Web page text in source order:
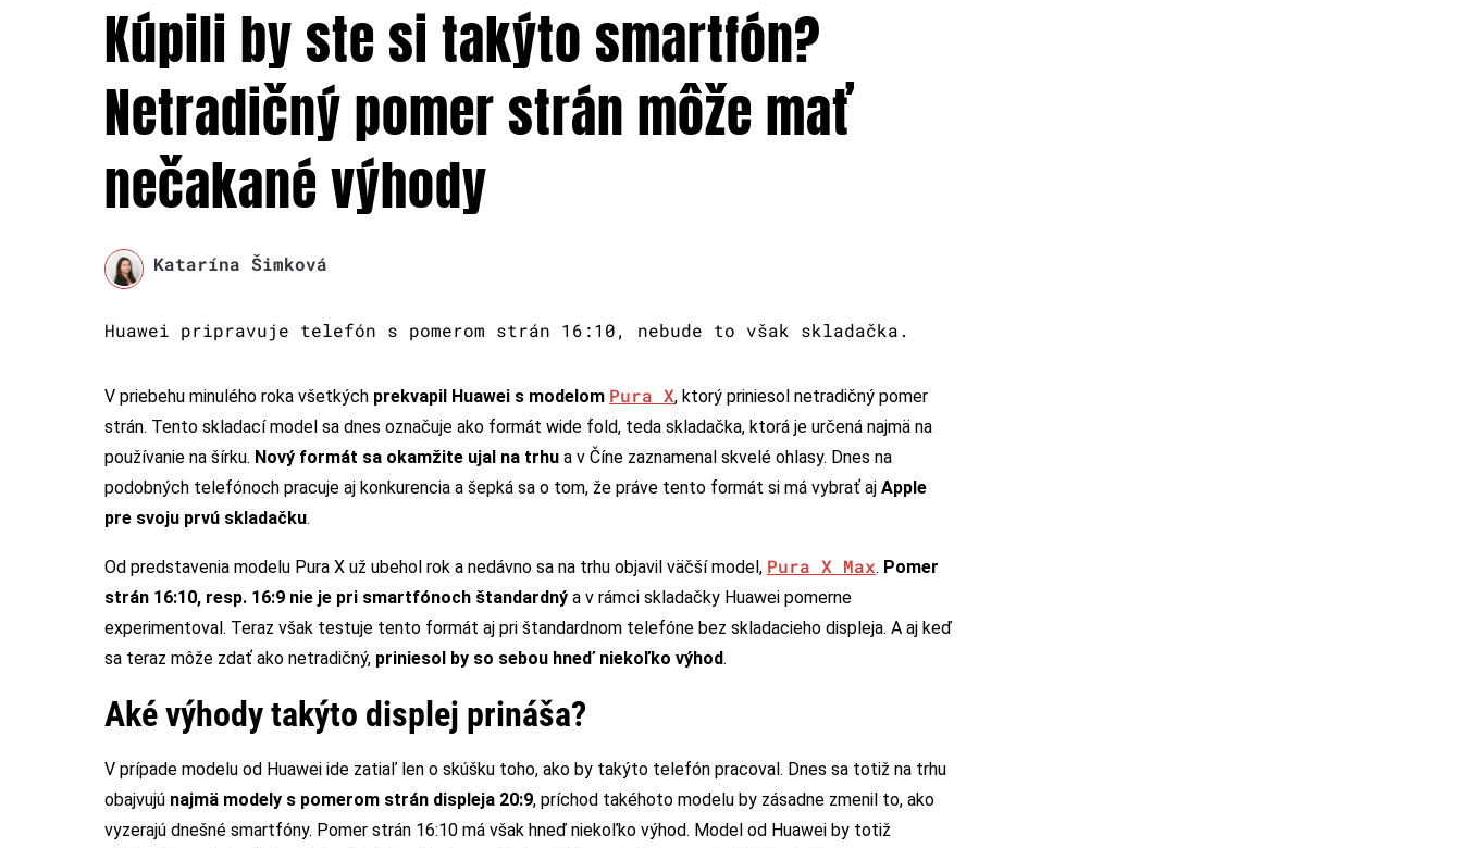
Kúpili by ste si takýto smartfón?
Netradičný pomer strán môže mať
nečakané výhody
Katarína Šimková
Huawei pripravuje telefón s pomerom strán 16:10, nebude to však skladačka.
V priebehu minulého roka všetkých prekvapil Huawei s modelom Pura X, ktorý priniesol netradičný pomer
strán. Tento skladací model sa dnes označuje ako formát wide fold, teda skladačka, ktorá je určená najmä na
používanie na šírku. Nový formát sa okamžite ujal na trhu a v Číne zaznamenal skvelé ohlasy. Dnes na
podobných telefónoch pracuje aj konkurencia a šepká sa o tom, že práve tento formát si má vybrať aj Apple
pre svoju prvú skladačku.
Od predstavenia modelu Pura X už ubehol rok a nedávno sa na trhu objavil väčší model, Pura X Max. Pomer
strán 16:10, resp. 16:9 nie je pri smartfónoch štandardný a v rámci skladačky Huawei pomerne
experimentoval. Teraz však testuje tento formát aj pri štandardnom telefóne bez skladacieho displeja. A aj keď
sa teraz môže zdať ako netradičný, priniesol by so sebou hneď niekoľko výhod.
Aké výhody takýto displej prináša?
V prípade modelu od Huawei ide zatiaľ len o skúšku toho, ako by takýto telefón pracoval. Dnes sa totiž na trhu
obajvujú najmä modely s pomerom strán displeja 20:9, príchod takéhoto modelu by zásadne zmenil to, ako
vyzerajú dnešné smartfóny. Pomer strán 16:10 má však hneď niekoľko výhod. Model od Huawei by totiž